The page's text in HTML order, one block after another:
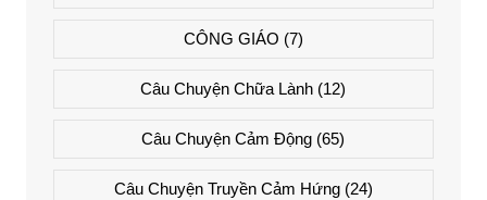
CÔNG GIÁO (7)
Câu Chuyện Chữa Lành (12)
Câu Chuyện Cảm Động (65)
Câu Chuyện Truyền Cảm Hứng(24)